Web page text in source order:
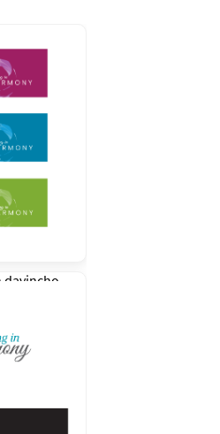
davincho